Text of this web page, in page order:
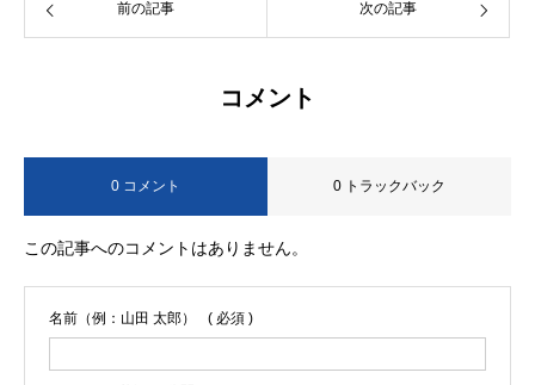
前の記事 次の記事
コメント
0 コメント 0 トラックバック
この記事へのコメントはありません。
名前（例：山田 太郎） ( 必須 )